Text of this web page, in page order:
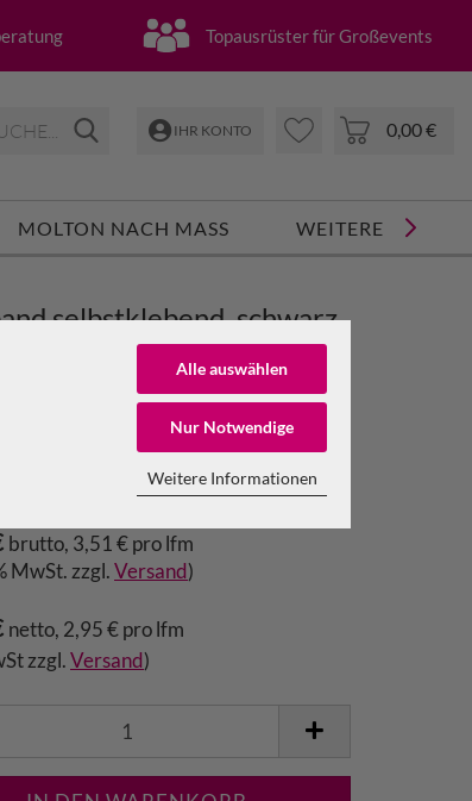
Alle auswählen
Nur Notwendige
Weitere Informationen
Topausrüster für Großevents
0,00 €
IHR KONTO
MOLTON NACH MASS WEITERE
selbstklebend, schwarz,
breit, 25m
MKS50mschrol
brutto, 3,51 € pro lfm
MwSt. zzgl.Versand)
netto, 2,95 € pro lfm
zzgl. Versand )